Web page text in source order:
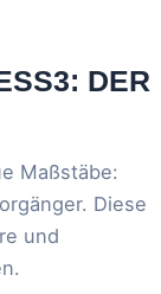
DER
Maßstäbe:
Diese
und